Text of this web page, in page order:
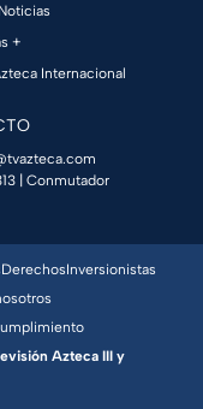
+
Internacional
| Conmutador
DerechosInversionistas
Azteca III y